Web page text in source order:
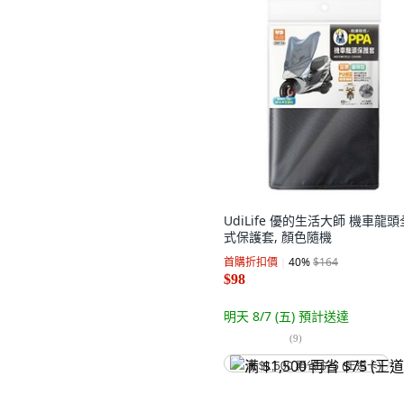
UdiLife 優的生活大師 機車龍頭
式保護套, 顏色隨機
首購折扣價 40%$164
$98
明天 8/7 (五) 預計送達
(9)
满 $1,500 再省 $75 (王道卡)